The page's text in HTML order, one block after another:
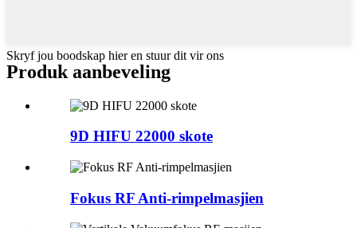
Skryf jou boodskap hier en stuur dit vir ons
Produk aanbeveling
9D HIFU 22000 skote
Fokus RF Anti-rimpelmasjien